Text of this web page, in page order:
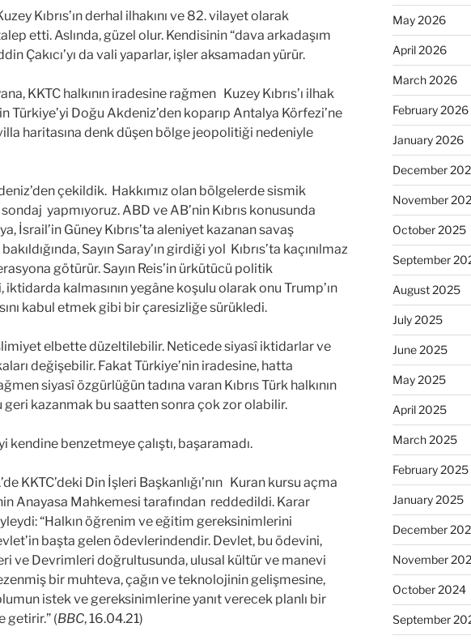
Kıbrıs’ın derhal ilhakını ve 82. vilayet olarak
etti. Aslında, güzel olur. Kendisinin “dava arkadaşım
Çakıcı’yı da vali yaparlar, işler aksamadan yürür.
KKTC halkının iradesine rağmen Kuzey Kıbrıs’ı ilhak
Türkiye’yi Doğu Akdeniz’den koparıp Antalya Körfezi’ne
haritasına denk düşen bölge jeopolitiği nedeniyle
çekildik. Hakkımız olan bölgelerde sismik
yapmıyoruz. ABD ve AB’nin Kıbrıs konusunda
İsrail’in Güney Kıbrıs’ta aleniyet kazanan savaş
bakıldığında, Sayın Saray’ın girdiği yol Kıbrıs’ta kaçınılmaz
götürür. Sayın Reis’in ürkütücü politik
kalmasının yegâne koşulu olarak onu Trump’ın
kabul etmek gibi bir çaresizliğe sürükledi.
elbette düzeltilebilir. Neticede siyasî iktidarlar ve
değişebilir. Fakat Türkiye’nin iradesine, hatta
siyasî özgürlüğün tadına varan Kıbrıs Türk halkının
kazanmak bu saatten sonra çok zor olabilir.
kendine benzetmeye çalıştı, başaramadı.
KKTC’deki Din İşleri Başkanlığı’nın Kuran kursu açma
Anayasa Mahkemesi tarafından reddedildi. Karar
“Halkın öğrenim ve eğitim gereksinimlerini
başta gelen ödevlerindendir. Devlet, bu ödevini,
ve Devrimleri doğrultusunda, ulusal kültür ve manevi
bir muhteva, çağın ve teknolojinin gelişmesine,
istek ve gereksinimlerine yanıt verecek planlı bir
getirir.” (BBC, 16.04.21)
May 2026
April 2026
March 2026
February 2026
January 2026
December
November
October 2025
September
August 2025
July 2025
June 2025
May 2025
April 2025
March 2025
February 2025
January 2025
December
November
October 2024
September